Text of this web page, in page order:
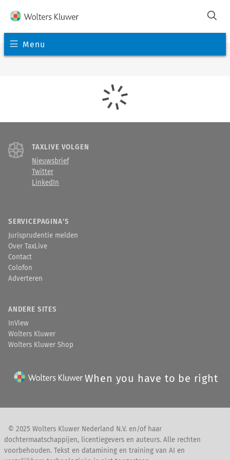
Menu
TAXLIVE VOLGEN
Nieuwsbrief
Twitter
LinkedIn
SERVICEPAGINA'S
Jurisprudentie melden
Over TaxLive
Contact
Colofon
Adverteren
ANDERE SITES
InView
Wolters Kluwer
Wolters Kluwer Shop
When you have to be right
© 2025 Wolters Kluwer Nederland N.V. en/of haar
dochtermaatschappijen, licentiegevers en auteurs. Alle rechten
voorbehouden. Tekst en datamining en training van AI en